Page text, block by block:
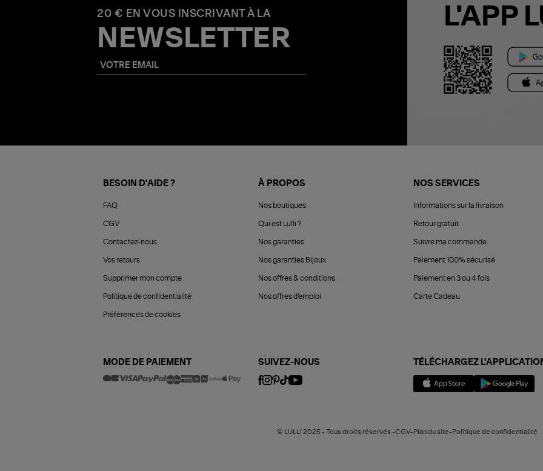
20 € EN VOUS INSCRIVANT À LA
NEWSLETTER
L'APP
BESOIN D'AIDE ?
FAQ
CGV
Contactez-nous
Vos retours
Supprimer mon compte
Politique de confidentialité
Préférences de cookies
À PROPOS
Nos boutiques
Qui est Lulli ?
Nos garanties
Nos garanties Bijoux
Nos offres & conditions
Nos offres d'emploi
NOS SERVICES
Informations sur la livraison
Retour gratuit
Suivre ma commande
Paiement 100% sécurisé
Paiement en 3 ou 4 fois
Carte Cadeau
MODE DE PAIEMENT SUIVEZ-NOUS TÉLÉCHARGEZ
© LULLI 2025 - Tous droits réservés -CGV-Plan du site-Politique de confidentialité